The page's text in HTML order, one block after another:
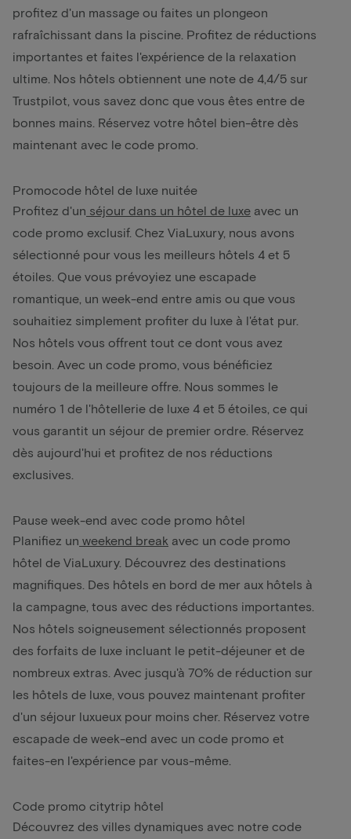
profitez d'un massage ou faites un plongeon
rafraîchissant dans la piscine. Profitez de réductions
importantes et faites l'expérience de la relaxation
ultime. Nos hôtels obtiennent une note de 4,4/5 sur
Trustpilot, vous savez donc que vous êtes entre de
bonnes mains. Réservez votre hôtel bien-être dès
maintenant avec le code promo.
Promocode hôtel de luxe nuitée
Profitez d'un séjour dans un hôtel de luxe avec un
code promo exclusif. Chez ViaLuxury, nous avons
sélectionné pour vous les meilleurs hôtels 4 et 5
étoiles. Que vous prévoyiez une escapade
romantique, un week-end entre amis ou que vous
souhaitiez simplement profiter du luxe à l'état pur.
Nos hôtels vous offrent tout ce dont vous avez
besoin. Avec un code promo, vous bénéficiez
toujours de la meilleure offre. Nous sommes le
numéro 1 de l'hôtellerie de luxe 4 et 5 étoiles, ce qui
vous garantit un séjour de premier ordre. Réservez
dès aujourd'hui et profitez de nos réductions
exclusives.
Pause week-end avec code promo hôtel
Planifiez un weekend break avec un code promo
hôtel de ViaLuxury. Découvrez des destinations
magnifiques. Des hôtels en bord de mer aux hôtels à
la campagne, tous avec des réductions importantes.
Nos hôtels soigneusement sélectionnés proposent
des forfaits de luxe incluant le petit-déjeuner et de
nombreux extras. Avec jusqu'à 70% de réduction sur
les hôtels de luxe, vous pouvez maintenant profiter
d'un séjour luxueux pour moins cher. Réservez votre
escapade de week-end avec un code promo et
faites-en l'expérience par vous-même.
Code promo citytrip hôtel
Découvrez des villes dynamiques avec notre code